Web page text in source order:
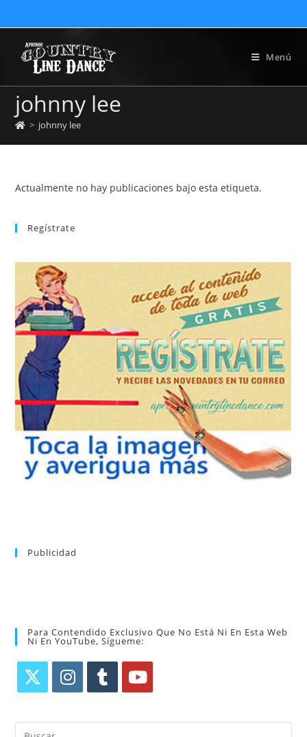
Menú
johnny lee
> johnny lee
Actualmente no hay publicaciones bajo esta etiqueta.
Regístrate
Tras registrarte tendrás acceso completo a la web. Puedes
consultar el directorio alfabético de vídeos tutoriales y
aprender la coreografía que más te apetezca. Recibirás en tu
correo la newsletter con las novedades tanto en el blog, como
de nuevos bailes. En cualquier momento puedes dar de baja
tu suscripción a la newsletter sin dejar de estar registrado.
REGÍSTRATE
Publicidad
Para Contendido Exclusivo Que No Está Ni En Esta Web
Ni En YouTube, Sígueme: